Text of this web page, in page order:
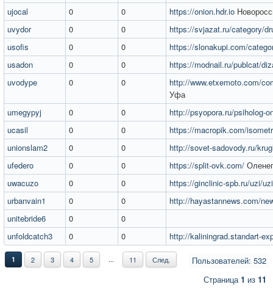
ujocal
0 0 https://onion.hdr.io
uvydor
0 0
https://svjazat.ru/category/
usofis
0 0
https://slonakupi.com/
usadon
0 0
https://modnail.ru/publcat/
uvodype
0 0
http://www.etxemoto.com/
Уфа
umegypyj
0 0
http://psyopora.ru/psiholog-
ucasil
0 0
https://macropik.com/
unionslam2
0 0
http://sovet-sadovody.ru/
ufedero
0 0 https://split-ovk.com/
uwacuzo
0 0
https://ginclinic-spb.ru/uzi/
urbanvain1
0 0
http://hayastannews.com/
unitebride6
0
0
unfoldcatch3
0 0 http://kaliningrad.standart-
Пользователей: 532
1 2 3 4 5 ... 11 След.
Страница1 из 11